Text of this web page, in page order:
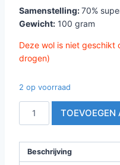
Samenstelling:70%
Gewicht: 100 gram
Deze wol is niet geschikt
drogen)
2 op voorraad
Diva
Soft
TOEVOEGEN
Beschrijving